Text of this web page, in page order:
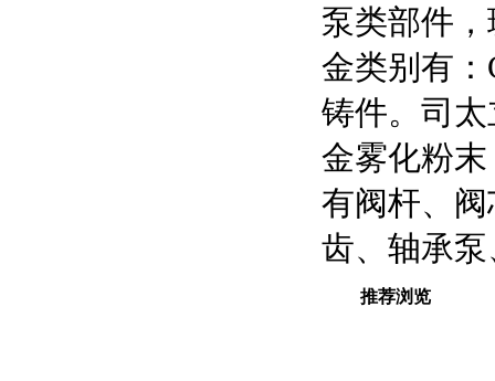
泵类部件
金类别有
铸件。司
金雾化粉
有阀杆、
齿、轴承
推荐浏览